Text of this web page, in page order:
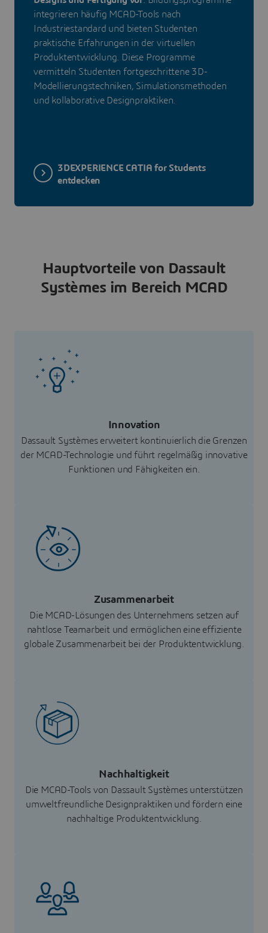
integrieren häufig MCAD-Tools nach
Industriestandard und bieten Studenten
praktische Erfahrungen in der virtuellen
Produktentwicklung. Diese Programme
vermitteln Studenten fortgeschrittene 3D-
Modellierungstechniken, Simulationsmethoden
und kollaborative Designpraktiken.
3DEXPERIENCE CATIA for Students
entdecken
Hauptvorteile von Dassault
Systèmes im Bereich MCAD
Innovation
Dassault Systèmes erweitert kontinuierlich die Grenzen
der MCAD-Technologie und führt regelmäßig innovative
Funktionen und Fähigkeiten ein.
Zusammenarbeit
Die MCAD-Lösungen des Unternehmens setzen auf
nahtlose Teamarbeit und ermöglichen eine effiziente
globale Zusammenarbeit bei der Produktentwicklung.
Nachhaltigkeit
Die MCAD-Tools von Dassault Systèmes unterstützen
umweltfreundliche Designpraktiken und fördern eine
nachhaltige Produktentwicklung.